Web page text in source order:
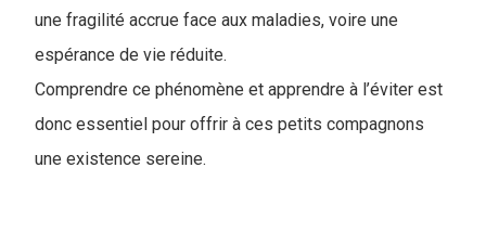
une fragilité accrue face aux maladies, voire une
espérance de vie réduite.
Comprendre ce phénomène et apprendre à l’éviter est
donc essentiel pour offrir à ces petits compagnons
une existence sereine.